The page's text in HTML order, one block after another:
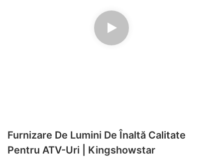
Furnizare De Lumini De Înaltă Calitate
Pentru ATV-Uri | Kingshowstar